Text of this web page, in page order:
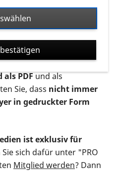
um ausschließlich
Audios oder Videos zu
und Broschüren werden in
angeboten: zur
als gedruckte Variante
als PDFund als
Sie, dass nicht immer
in gedruckter Form
ist exklusiv für
sich dafür unter "PRO
Mitglied werden? Dann